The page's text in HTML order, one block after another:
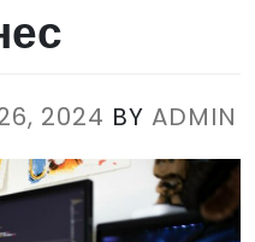
2024 BY ADMIN